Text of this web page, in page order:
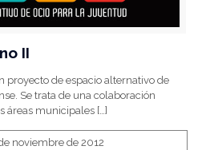
II
proyecto de espacio alternativo de
Se trata de una colaboración
áreas municipales […]
noviembre de 2012